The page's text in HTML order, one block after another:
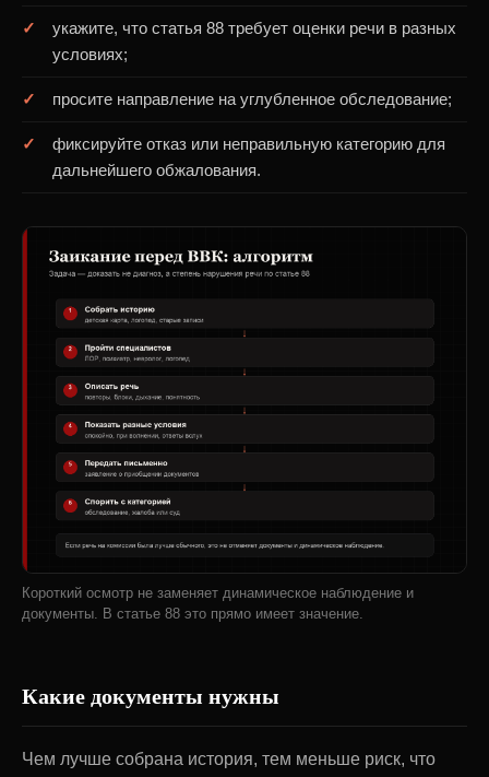
укажите, что статья 88 требует оценки речи в разных
условиях;
просите направление на углубленное обследование;
фиксируйте отказ или неправильную категорию для
дальнейшего обжалования.
Короткий осмотр не заменяет динамическое наблюдение и
документы. В статье 88 это прямо имеет значение.
Какие документы нужны
Чем лучше собрана история, тем меньше риск, что